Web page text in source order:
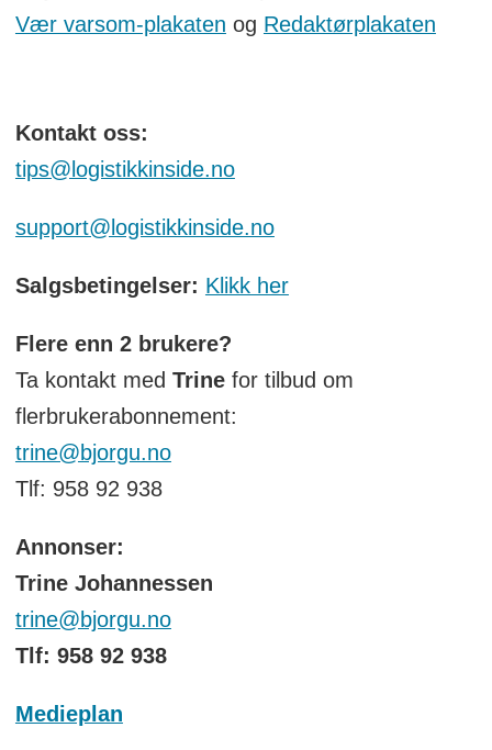
Vær varsom-plakaten og Redaktørplakaten
Kontakt oss:
tips@logistikkinside.no
support@logistikkinside.no
Salgsbetingelser: Klikk her
Flere enn 2 brukere?
Ta kontakt med Trinefor tilbud om
flerbrukerabonnement:
trine@bjorgu.no
Tlf: 958 92 938
Annonser:
Trine Johannessen
trine@bjorgu.no
Tlf: 958 92 938
Medieplan